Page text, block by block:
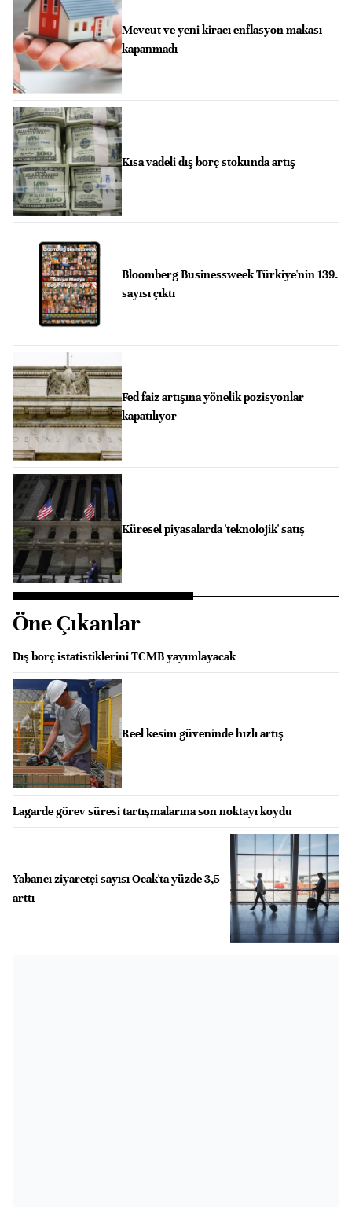
Mevcut ve yeni kiracı enflasyon makası
kapanmadı
Kısa vadeli dış borç stokunda artış
Bloomberg Businessweek Türkiye'nin 139.
sayısı çıktı
Fed faiz artışına yönelik pozisyonlar
kapatılıyor
Küresel piyasalarda 'teknolojik' satış
Öne Çıkanlar
Dış borç istatistiklerini TCMB yayımlayacak
Reel kesim güveninde hızlı artış
Lagarde görev süresi tartışmalarına son noktayı koydu
Yabancı ziyaretçi sayısı Ocak'ta yüzde 3,5
arttı